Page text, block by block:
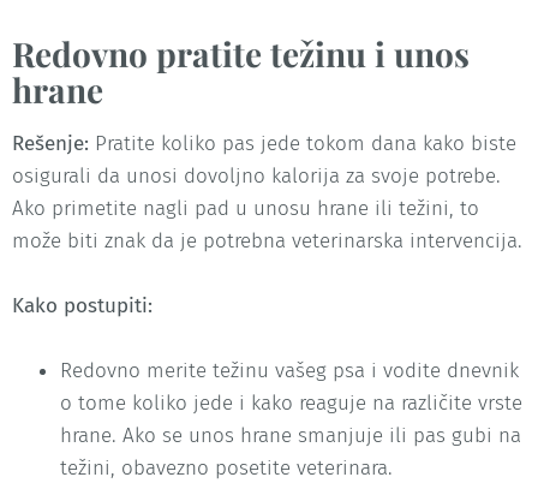
Redovno pratite težinu i unos
hrane
Rešenje: Pratite koliko pas jede tokom dana kako biste
osigurali da unosi dovoljno kalorija za svoje potrebe.
Ako primetite nagli pad u unosu hrane ili težini, to
može biti znak da je potrebna veterinarska intervencija.
Kako postupiti:
Redovno merite težinu vašeg psa i vodite dnevnik
o tome koliko jede i kako reaguje na različite vrste
hrane. Ako se unos hrane smanjuje ili pas gubi na
težini, obavezno posetite veterinara.